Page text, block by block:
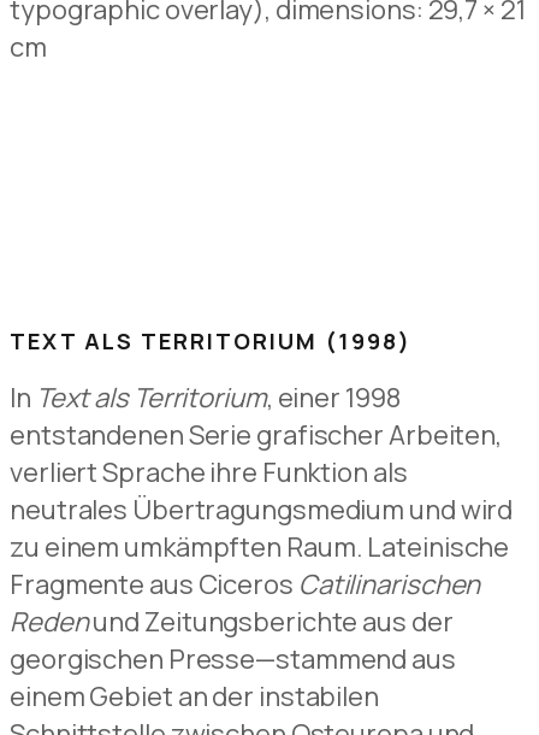
typographic overlay), dimensions: 29,7 × 21
cm
TEXT ALS TERRITORIUM (1998)
In Text als Territorium, einer 1998
entstandenen Serie grafischer Arbeiten,
verliert Sprache ihre Funktion als
neutrales Übertragungsmedium und wird
zu einem umkämpften Raum. Lateinische
Fragmente aus Ciceros Catilinarischen
Redenund Zeitungsberichte aus der
georgischen Presse—stammend aus
einem Gebiet an der instabilen